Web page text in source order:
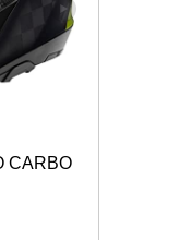
CARBO